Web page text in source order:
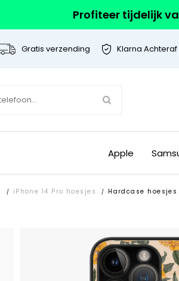
Profiteer tijdelijk
Gratis verzending Klarna
Apple
/ iPhone 14 Pro hoesjes / Hardcase hoesjes